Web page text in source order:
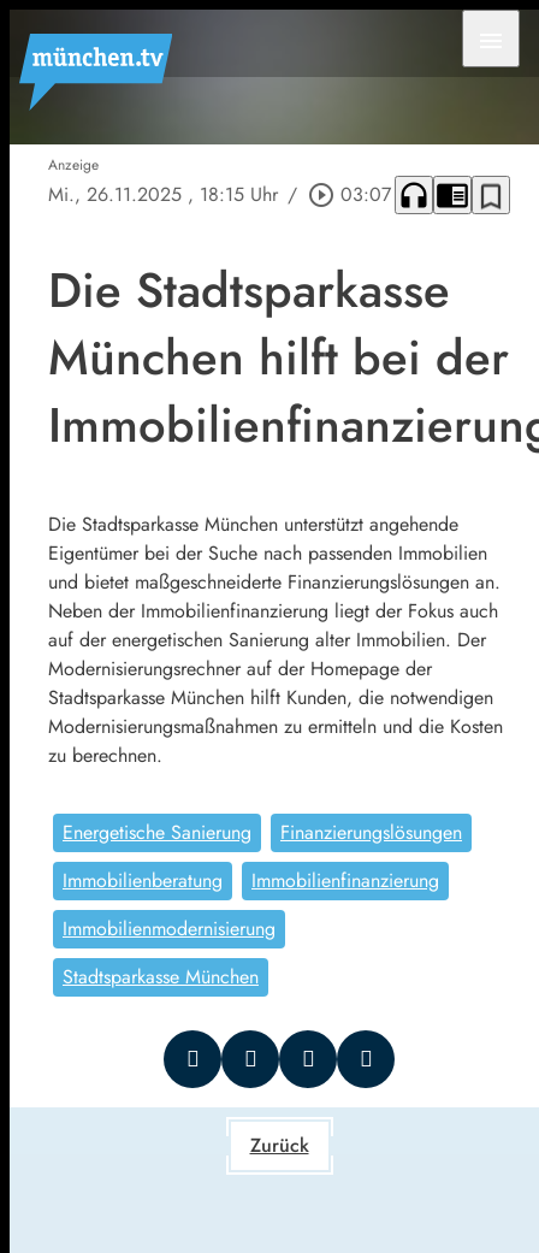
Anzeige
Mi., 26.11.2025 , 18:15 Uhr / play_circle_outline 03:07 headphones chrome_reader_mode bookmark_border
Die Stadtsparkasse
München hilft bei der
Die Stadtsparkasse München unterstützt angehende
Eigentümer bei der Suche nach passenden Immobilien
und bietet maßgeschneiderte Finanzierungslösungen an.
Neben der Immobilienfinanzierung liegt der Fokus auch
auf der energetischen Sanierung alter Immobilien. Der
Modernisierungsrechner auf der Homepage der
Stadtsparkasse München hilft Kunden, die notwendigen
Modernisierungsmaßnahmen zu ermitteln und die Kosten
zu berechnen.
Energetische Sanierung
Finanzierungslösungen
Immobilienberatung
Immobilienfinanzierung
Immobilienmodernisierung
Stadtsparkasse München
Zurück